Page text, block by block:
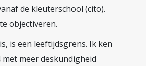
de kleuterschool (cito).
objectiveren.
is een leeftijdsgrens. Ik ken
met meer deskundigheid